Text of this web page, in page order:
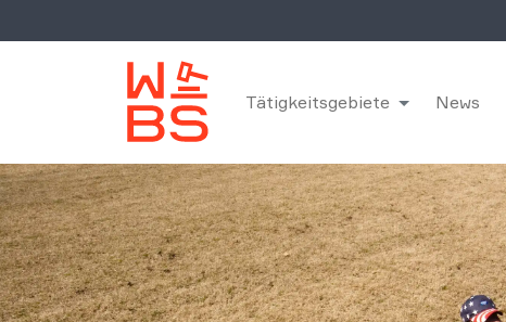
Tätigkeitsgebiete News